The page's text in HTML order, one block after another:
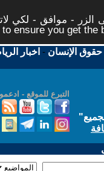
الزر - موافق - لكي
ensure you get the
حقوق الإنسان - اخبار
التبرع للموقع -
"